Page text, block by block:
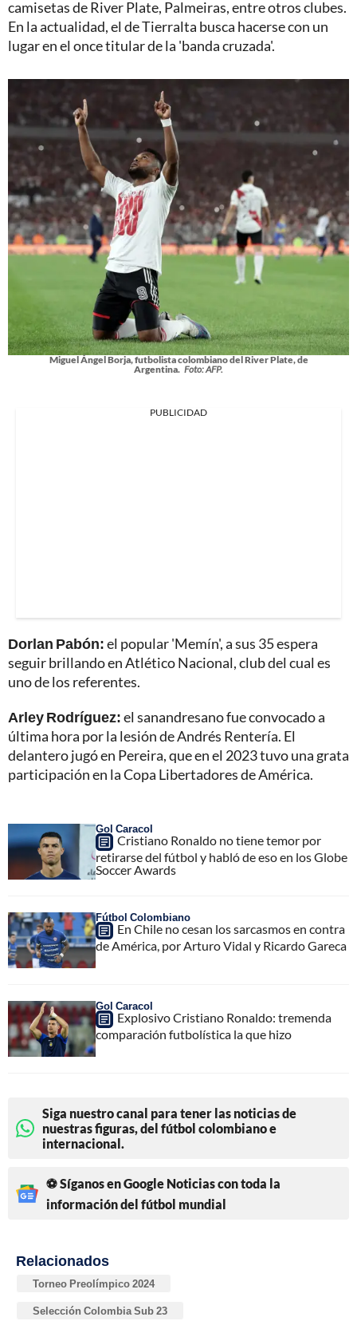
camisetas de River Plate, Palmeiras, entre otros clubes.
En la actualidad, el de Tierralta busca hacerse con un
lugar en el once titular de la 'banda cruzada'.
Miguel Ángel Borja, futbolista colombiano del River Plate, de
Argentina. Foto: AFP.
PUBLICIDAD
Dorlan Pabón:el popular 'Memín', a sus 35 espera
seguir brillando en Atlético Nacional, club del cual es
uno de los referentes.
Arley Rodríguez:el sanandresano fue convocado a
última hora por la lesión de Andrés Rentería. El
delantero jugó en Pereira, que en el 2023 tuvo una grata
participación en la Copa Libertadores de América.
Gol Caracol
Cristiano Ronaldo no tiene temor por
retirarse del fútbol y habló de eso en los Globe
Soccer Awards
Fútbol Colombiano
En Chile no cesan los sarcasmos en contra
de América, por Arturo Vidal y Ricardo Gareca
Gol Caracol
Explosivo Cristiano Ronaldo: tremenda
comparación futbolística la que hizo
Siga nuestro canal para tener las noticias de
nuestras figuras, del fútbol colombiano e
internacional.
⚽ Síganos en Google Noticias con toda la
información del fútbol mundial
Relacionados
Torneo Preolímpico 2024
Selección Colombia Sub 23